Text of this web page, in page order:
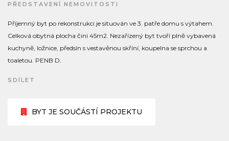
PŘEDSTAVENÍ NEMOVITOSTI
Příjemný byt po rekonstrukci je situován ve 3. patře domu s výtahem.
Celková obytná plocha činí 45m2. Nezařízený byt tvoří plně vybavená
kuchyně, ložnice, předsín s vestavěnou skříní, koupelna se sprchou a
toaletou. PENB D.
SDÍLET
BYT JE SOUČÁSTÍ PROJEKTU